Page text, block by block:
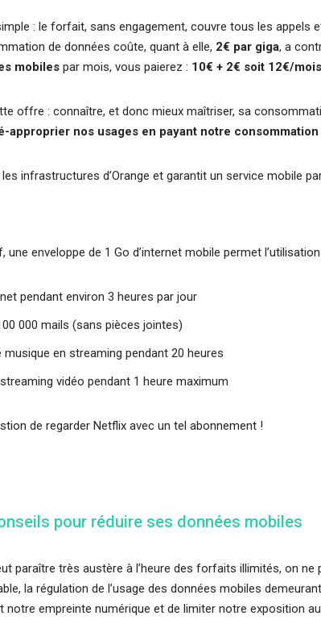
: le forfait, sans engagement, couvre tous les appels
de données coûte, quant à elle, 2€ par giga, a
mobiles par mois, vous paierez : 10€ + 2€ soit 12€/
offre : connaître, et donc mieux maîtriser, sa
approprier nos usages en payant notre
infrastructures d’Orange et garantit un service mobile
enveloppe de 1 Go d’internet mobile permet
pendant environ 3 heures par jour
000 mails (sans pièces jointes)
musique en streaming pendant 20 heures
vidéo pendant 1 heure maximum
de regarder Netflix avec un tel abonnement !
pour réduire ses données mobiles
paraître très austère à l’heure des forfaits illimités, on
la régulation de l’usage des données mobiles
notre empreinte numérique et de limiter notre exposition